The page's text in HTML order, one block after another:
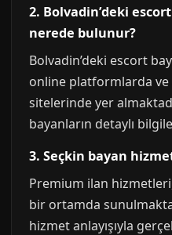
2. Bolvadin’deki
nerede bulunur?
Bolvadin’deki escort
online platformlarda ve
sitelerinde yer
bayanların detaylı
3. Seçkin bayan
Premium ilan
bir ortamda
hizmet anlayışıyla